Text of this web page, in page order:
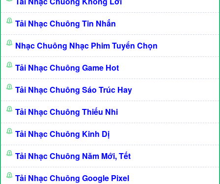
Tải Nhạc Chuông Tin Nhắn
Nhạc Chuông Nhạc Phim Tuyển Chọn
Tải Nhạc Chuông Game Hot
Tải Nhạc Chuông Sáo Trúc Hay
Tải Nhạc Chuông Thiếu Nhi
Tải Nhạc Chuông Kinh Dị
Tải Nhạc Chuông Năm Mới, Tết
Tải Nhạc Chuông Google Pixel